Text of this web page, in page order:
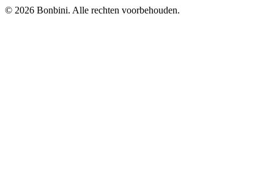
© 2026 Bonbini. Alle rechten voorbehouden.